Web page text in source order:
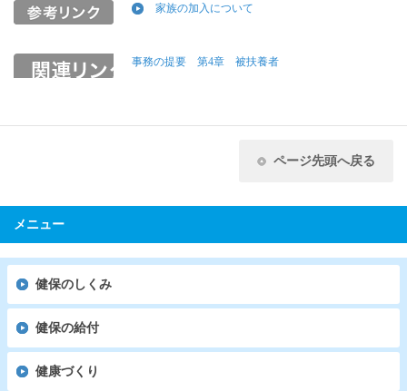
家族の加入について
事務の提要 第4章 被扶養者
ページ先頭へ戻る
メニュー
健保のしくみ
健保の給付
健康づくり